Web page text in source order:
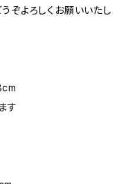
ぞよろしくお願いいたし
す